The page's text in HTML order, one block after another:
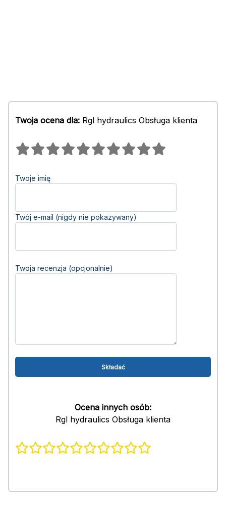
Twoja ocena dla: Rgl hydraulics Obsługa klienta
Twoje imię
Twój e-mail (nigdy nie pokazywany)
Twoja recenzja (opcjonalnie)
Ocena innych osób:
Rgl hydraulics Obsługa klienta